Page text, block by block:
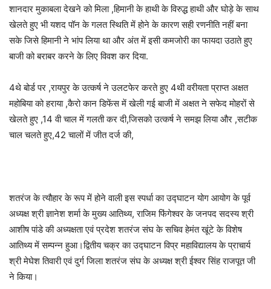
शानदार मुकाबला देखने को मिला ,हिमानी के हाथी के विरुद्ध हाथी और घोड़े के साथ
खेलते हुए भी यशद पॉन के गलत स्थिति में होने के कारण सही रणनीति नहीं बना
सके जिसे हिमानी ने भांप लिया था और अंत में इसी कमजोरी का फायदा उठाते हुए
बाजी को बराबर करने के लिए विवश कर दिया.
4थे बोर्ड पर ,रायपुर के उत्कर्ष ने उलटफेर करते हुए 4थी वरीयता प्राप्त अक्षत
महोबिया को हराया ,कैरो कान डिफेंस में खेली गई बाजी में अक्षत ने सफेद मोहरों से
खेलते हुए ,14 वी चाल में गलती कर दी,जिसको उत्कर्ष ने समझ लिया और ,सटीक
चाल चलते हुए,42 चालों में जीत दर्ज की,
शतरंज के त्यौहार के रूप में होने वाली इस स्पर्धा का उद्घाटन योग आयोग के पूर्व
अध्यक्ष श्री ज्ञानेश शर्मा के मुख्य आतिथ्य, राजिम फिंगेश्वर के जनपद सदस्य श्री
आशीष पांडे की अध्यक्षता एवं प्रदेश शतरंज संघ के सचिव हेमंत खूंटे के विशेष
आतिथ्य में सम्पन्न हुआ।द्वितीय चक्र का उद्घाटन विप्र महाविद्यालय के प्राचार्य
श्री मेघेश तिवारी एवं दुर्ग जिला शतरंज संघ के अध्यक्ष श्री ईश्वर सिंह राजपूत जी
ने किया।